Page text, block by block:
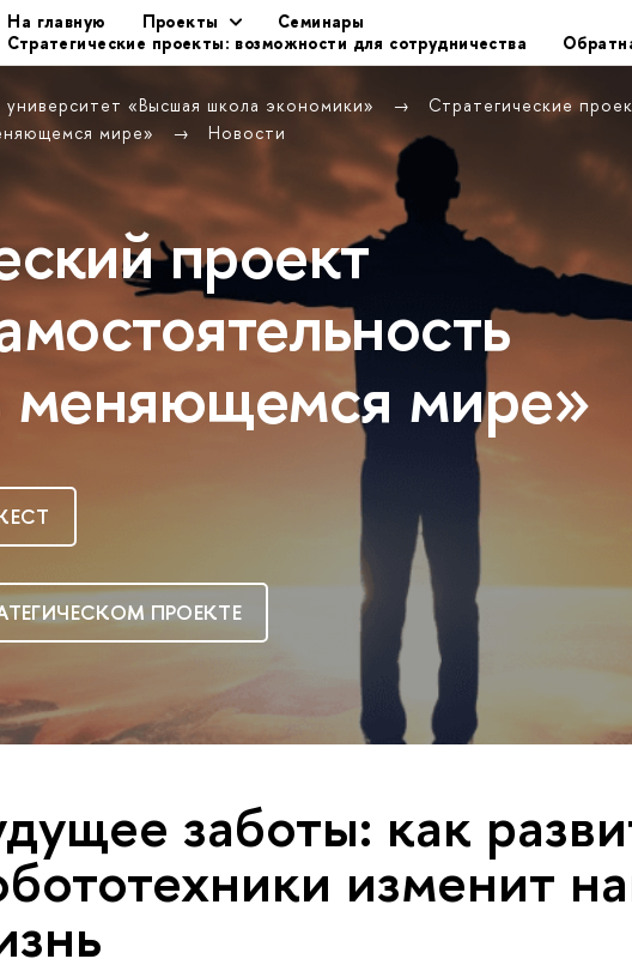
На главную Проекты
Семинары
Стратегические проекты: возможности для сотрудничества
«Высшая школа экономики» Стратегические
мире»
Новости
проект
меняю­щемся мире»
ПРОЕКТЕ
заботы: как
изменит